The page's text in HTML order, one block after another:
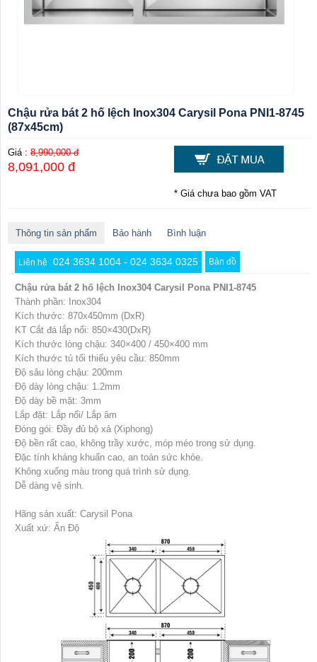
Chậu rửa bát 2 hố lệch Inox304 Carysil Pona PNI1-8745
(87x45cm)
Giá : 8,990,000 đ
8,091,000 đ
* Giá chưa bao gồm VAT
Thông tin sản phẩm Bảo hành Bình luận
Liên hệ 024 3634 1004 - 024 3634 0325 Bản đồ
Chậu rửa bát 2 hố lệch Inox304 Carysil Pona PNI1-8745
Thành phần: Inox304
Kích thước: 870x450mm (DxR)
KT Cắt đá lắp nổi: 850×430(DxR)
Kích thước lòng chậu: 340×400 / 450×400 mm
Kích thước tủ tối thiểu yêu cầu: 850mm
Độ sâu lòng chậu: 200mm
Độ dày lòng chậu: 1.2mm
Độ dày bề mặt: 3mm
Lắp đặt: Lắp nổi/ Lắp âm
Đóng gói: Đầy đủ bộ xả (Xiphong)
Độ bền rất cao, không trầy xước, móp méo trong sử dụng.
Đặc tính kháng khuẩn cao, an toàn sức khỏe.
Không xuống màu trong quá trình sử dụng.
Dễ dàng vệ sinh.
Hãng sản xuất: Carysil Pona
Xuất xứ: Ấn Độ